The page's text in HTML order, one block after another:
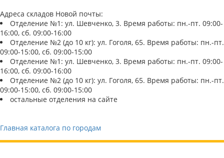
Адреса складов Новой почты:
Отделение №1: ул. Шевченко, 3. Время работы: пн.-пт. 09:00-
16:00, сб. 09:00-16:00
Отделение №2 (до 10 кг): ул. Гоголя, 65. Время работы: пн.-пт.
09:00-15:00, сб. 09:00-15:00
Отделение №1: ул. Шевченко, 3. Время работы: пн.-пт. 09:00-
16:00, сб. 09:00-16:00
Отделение №2 (до 10 кг): ул. Гоголя, 65. Время работы: пн.-пт.
09:00-15:00, сб. 09:00-15:00
остальные отделения на сайте
Главная каталога по городам